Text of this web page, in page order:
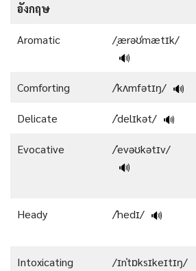
อังกฤษ
Aromatic
/ˌærəʊˈmætɪk/
🔊
Comforting /ˈkʌmfətɪŋ/ 🔊
Delicate /ˈdelɪkət/ 🔊
Evocative
/ˈevəʊkətɪv/
🔊
Heady /ˈhedɪ/ 🔊
Intoxicating
/ɪnˈtɒksɪkeɪtɪŋ/